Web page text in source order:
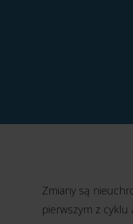
Zmiany są
pierwszym z cyklu